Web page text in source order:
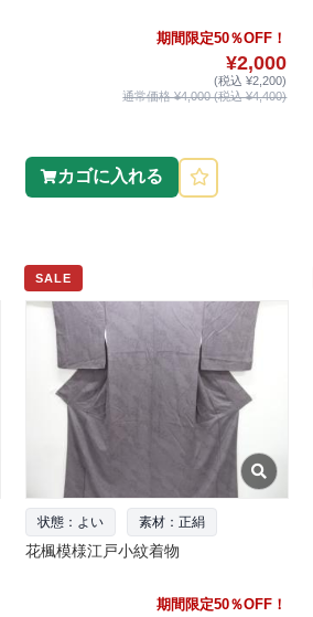
期間限定50％OFF！
¥2,000
(税込 ¥2,200)
通常価格 ¥4,000 (税込 ¥4,400)
カゴに入れる
SALE
状態：よい 素材：正絹
花楓模様江戸小紋着物
期間限定50％OFF！